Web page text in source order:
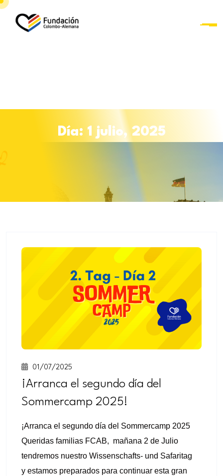
+Sabatinos
Día: 1 julio, 2025
01/07/2025
¡Arranca el segundo día del
Sommercamp 2025!
¡Arranca el segundo día del Sommercamp 2025
Queridas familias FCAB, mañana 2 de Julio
tendremos nuestro Wissenschafts- und Safaritag
y estamos preparados para continuar esta gran